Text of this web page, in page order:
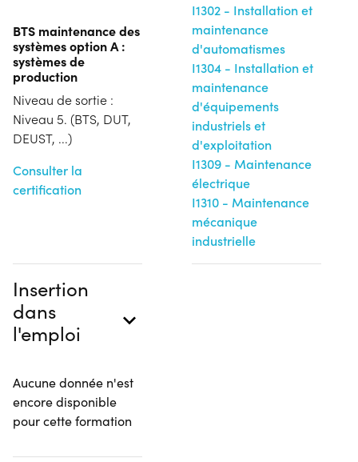
BTS maintenance des
systèmes option A :
systèmes de
production
Niveau de sortie :
Niveau 5. (BTS, DUT,
DEUST, ...)
Consulter la
certification
I1302 - Installation et
maintenance
d'automatismes
I1304 - Installation et
maintenance
d'équipements
industriels et
d'exploitation
I1309 - Maintenance
électrique
I1310 - Maintenance
mécanique
industrielle
Insertion
dans
l'emploi
Aucune donnée n'est
encore disponible
pour cette formation